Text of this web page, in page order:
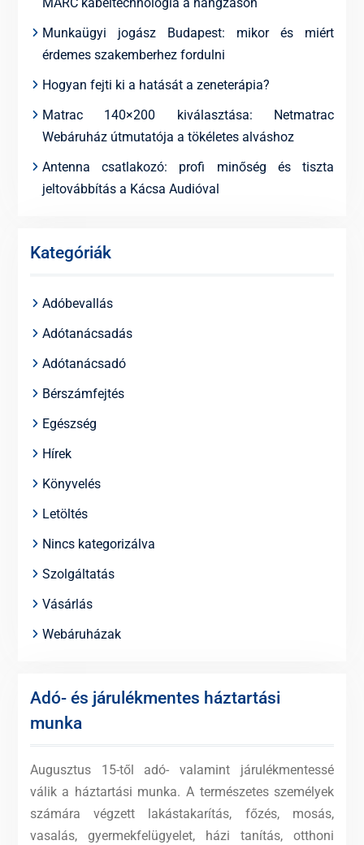
MARC kábeltechnológia a hangzáson
Munkaügyi jogász Budapest: mikor és miért
érdemes szakemberhez fordulni
Hogyan fejti ki a hatását a zeneterápia?
Matrac 140×200 kiválasztása: Netmatrac
Webáruház útmutatója a tökéletes alváshoz
Antenna csatlakozó: profi minőség és tiszta
jeltovábbítás a Kácsa Audióval
Kategóriák
Adóbevallás
Adótanácsadás
Adótanácsadó
Bérszámfejtés
Egészség
Hírek
Könyvelés
Letöltés
Nincs kategorizálva
Szolgáltatás
Vásárlás
Webáruházak
Adó- és járulékmentes háztartási
munka
Augusztus 15-től adó- valamint járulékmentessé
válik a háztartási munka. A természetes személyek
számára végzett lakástakarítás, főzés, mosás,
vasalás, gyermekfelügyelet, házi tanítás, otthoni